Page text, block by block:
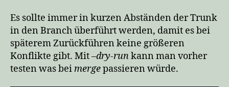
Es sollte immer in kurzen Abständen der Trunk
in den Branch überführt werden, damit es bei
späterem Zurückführen keine größeren
Konflikte gibt. Mit–dry-runkann man vorher
testen was bei mergepassieren würde.